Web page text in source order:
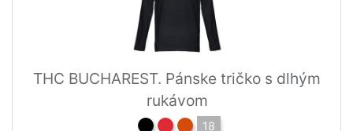
THC BUCHAREST. Pánske tričko s dlhým
rukávom
18